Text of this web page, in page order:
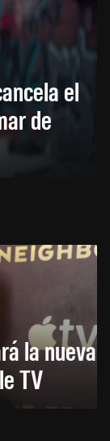
el
de
la nueva
TV